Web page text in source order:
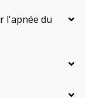
l'apnée du